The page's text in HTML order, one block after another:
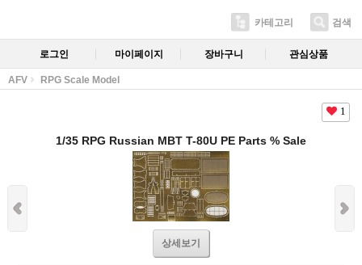
카테고리 검색
로그인 마이페이지 장바구니 관심상품
AFV RPG Scale Model
1
1/35 RPG Russian MBT T-80U PE Parts % Sale
상세보기